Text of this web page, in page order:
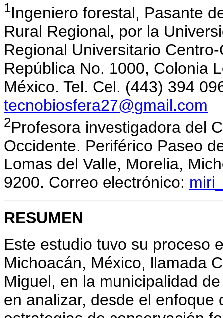
1Ingeniero forestal, Pasante
Rural Regional, por la
Regional Universitario
República No. 1000, Colonia
México. Tel. Cel. (443) 394
tecnobiosfera27@gmail.com
2Profesora investigadora del
Occidente. Periférico Paseo
Lomas del Valle, Morelia,
9200. Correo electrónico:
RESUMEN
Este estudio tuvo su proceso
Michoacán, México, llamada
Miguel, en la municipalidad
en analizar, desde el